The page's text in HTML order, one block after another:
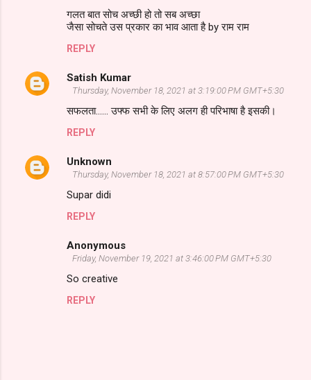
गलत बात सोच अच्छी हो तो सब अच्छा
जैसा सोचते उस प्रकार का भाव आता है by राम राम
REPLY
Satish Kumar
Thursday, November 18, 2021 at 3:19:00 PM GMT+5:30
सफलता...... उफ्फ सभी के लिए अलग ही परिभाषा है इसकी।
REPLY
Unknown
Thursday, November 18, 2021 at 8:57:00 PM GMT+5:30
Supar didi
REPLY
Anonymous
Friday, November 19, 2021 at 3:46:00 PM GMT+5:30
So creative
REPLY